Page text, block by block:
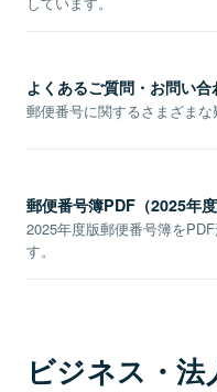
よくあるご質問・お問い合
郵便番号に関するさまざまな
郵便番号簿PDF（2025年度
2025年度版郵便番号簿を
す。
ビジネス・